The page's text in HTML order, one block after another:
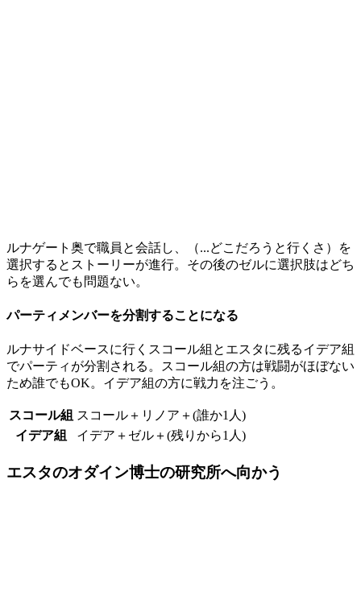
ルナゲート奥で職員と会話し、（...どこだろうと行くさ）を
選択するとストーリーが進行。その後のゼルに選択肢はどち
らを選んでも問題ない。
パーティメンバーを分割することになる
ルナサイドベースに行くスコール組とエスタに残るイデア組
でパーティが分割される。スコール組の方は戦闘がほぼない
ため誰でもOK。イデア組の方に戦力を注ごう。
スコール組 スコール＋リノア＋(誰か1人)
イデア組
イデア＋ゼル＋(残りから1人)
エスタのオダイン博士の研究所へ向かう